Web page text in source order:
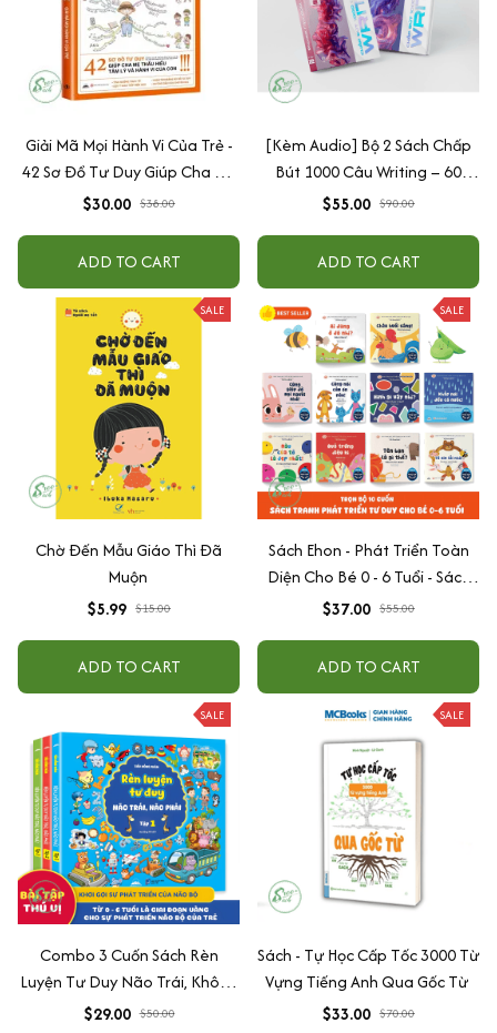
Giải Mã Mọi Hành Vi Của Trẻ -
42 Sơ Đồ Tư Duy Giúp Cha Mẹ
Thấu Hiểu Tâm Lý Và Hành Vi
$30.00 $38.00
ADD TO CART
[Kèm Audio] Bộ 2 Sách Chấp
Bút 1000 Câu Writing – 60
Ngày Gieo Trồng Tư Duy
$55.00 $90.00
ADD TO CART
SALE
Chờ Đến Mẫu Giáo Thì Đã
Muộn
$5.99 $15.00
ADD TO CART
SALE
Sách Ehon - Phát Triển Toàn
Diện Cho Bé 0 - 6 Tuổi - Sách
Song Ngữ Việt - Anh
$37.00 $55.00
ADD TO CART
SALE
Combo 3 Cuốn Sách Rèn
Luyện Tư Duy Não Trái, Không
Não Phải - Đánh Thức Tiềm
$29.00 $50.00
SALE
Sách - Tự Học Cấp Tốc 3000 Từ
Vựng Tiếng Anh Qua Gốc Từ
$33.00 $70.00